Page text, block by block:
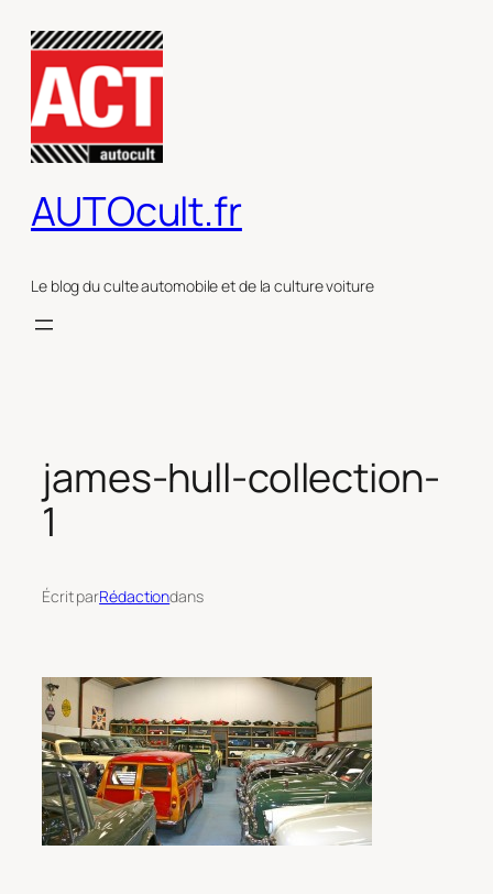
contenu
AUTOcult.fr
Le blog du culte automobile et de la culture voiture
james-hull-collection-
1
Écrit parRédactiondans